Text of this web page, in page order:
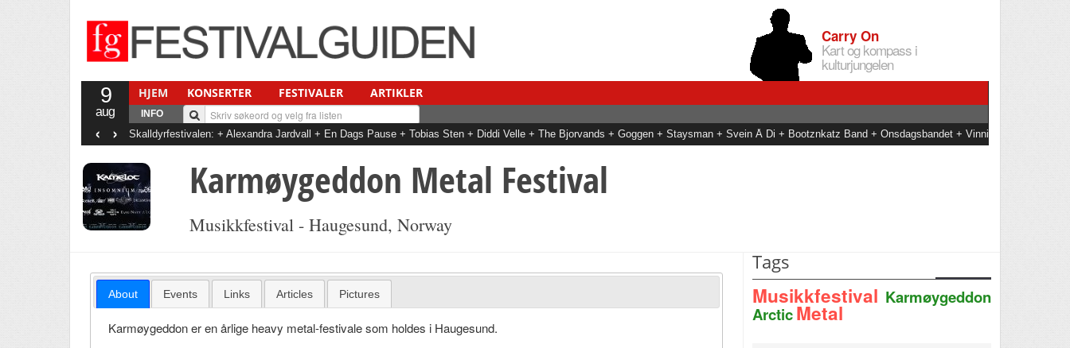
Carry On
Kart og kompass i
kulturjungelen
9
aug
HJEM KONSERTER FESTIVALER ARTIKLER
INFO
Skalldyrfestivalen: + Alexandra Jardvall + En Dags Pause + Tobias Sten + Diddi Velle + The Bjorvands + Goggen + Staysman + Svein Å Di + Bootznkatz Band + Onsdagsbandet + Vinni
+ Det Gode Selskab
‹ ›
Karmøygeddon Metal Festival
Musikkfestival - Haugesund, Norway
About Events Links Articles Pictures
Karmøygeddon er en årlige heavy metal-festivale som holdes i Haugesund.
Tags
Musikkfestival Karmøygeddon
ArcticMetal